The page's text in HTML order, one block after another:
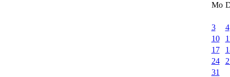
Mo
3
4
10
17
24
31